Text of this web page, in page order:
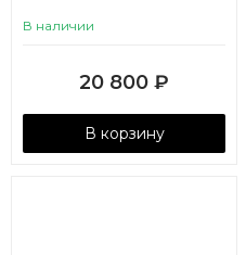
В наличии
20 800 ₽
В корзину